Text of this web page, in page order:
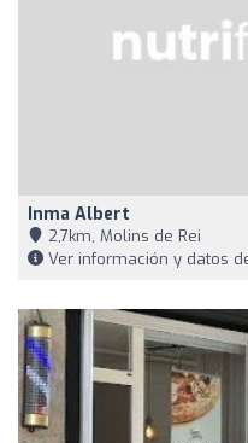
Inma Albert
2,7km, Molins de Rei
Ver información y datos